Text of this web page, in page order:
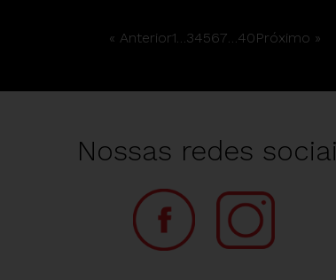
« Anterior1…34567…40Próximo »
Nossas redes